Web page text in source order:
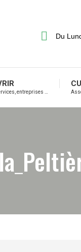
Du
entreprises …